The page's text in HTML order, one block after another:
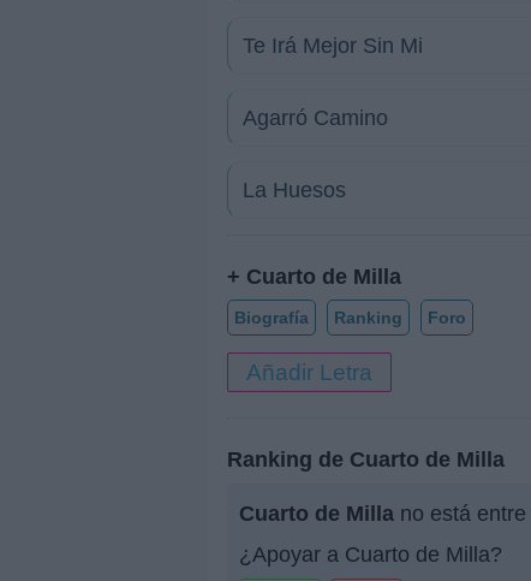
Te Irá Mejor Sin Mi
Agarró Camino
La Huesos
+ Cuarto de Milla
Biografía Ranking Foro
Añadir Letra
Ranking de Cuarto de Milla
Cuarto de Milla no está
¿Apoyar a Cuarto de Milla?